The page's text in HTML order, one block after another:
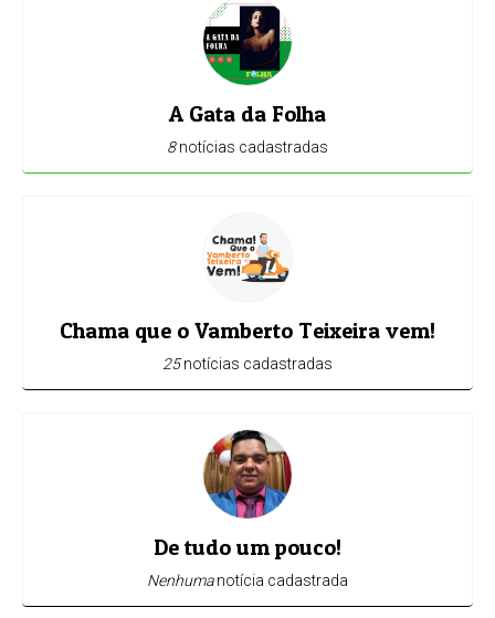
A Gata da Folha
8notícias cadastradas
Chama que o Vamberto Teixeira vem!
25notícias cadastradas
De tudo um pouco!
Nenhumanotícia cadastrada